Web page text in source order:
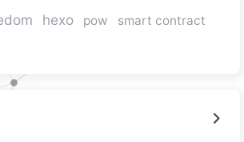
hexo pow
smart contract